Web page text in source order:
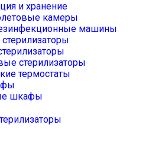
и хранение
камеры
машины
стерилизаторы
термостаты
шкафы